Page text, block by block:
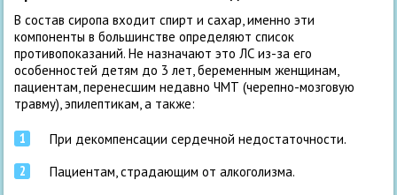
В состав сиропа входит спирт и сахар, именно эти
компоненты в большинстве определяют список
противопоказаний. Не назначают это ЛС из-за его
особенностей детям до 3 лет, беременным женщинам,
пациентам, перенесшим недавно ЧМТ (черепно-мозговую
травму), эпилептикам, а также:
При декомпенсации сердечной недостаточности.
Пациентам, страдающим от алкоголизма.